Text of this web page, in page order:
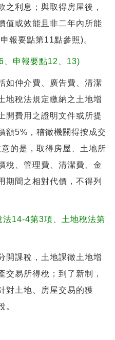
之利息；與取得房屋後，
值或效能且非二年內所能
報要點第11點參照)。
、申報要點12、13)
如仲介費、廣告費、清潔
地稅法規定繳納之土地增
開費用之證明文件或所提
額5%，稽徵機關得按成交
的是，取得房屋、土地所
稅、管理費、清潔費、金
期間之相對代價，不得列
14-4第3項、土地稅法第
開課稅，土地課徵土地增
交易所得稅；到了新制，
對土地、房屋交易的獲
。